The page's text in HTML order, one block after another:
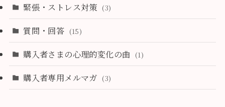
緊張・ストレス対策 (3)
質問・回答 (15)
購入者さまの心理的変化の曲 (1)
購入者専用メルマガ (3)